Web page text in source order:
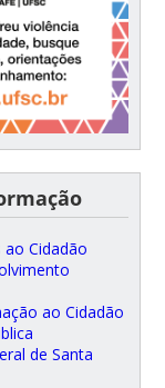
ao Cidadão
ao Cidadão
de Santa